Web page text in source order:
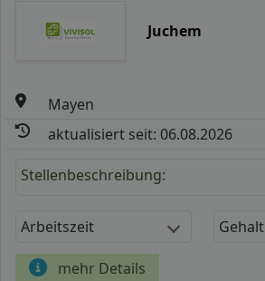
Juchem
Mayen
aktualisiert seit: 06.08.2026
Stellenbeschreibung:
Arbeitszeit Gehalt
mehr Details